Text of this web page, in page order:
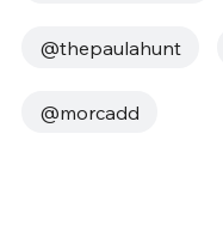
@thepaulahunt
@morcadd